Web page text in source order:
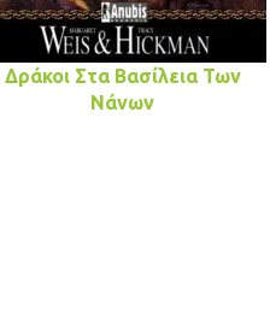
Δράκοι Στα Βασίλεια Των
Νάνων